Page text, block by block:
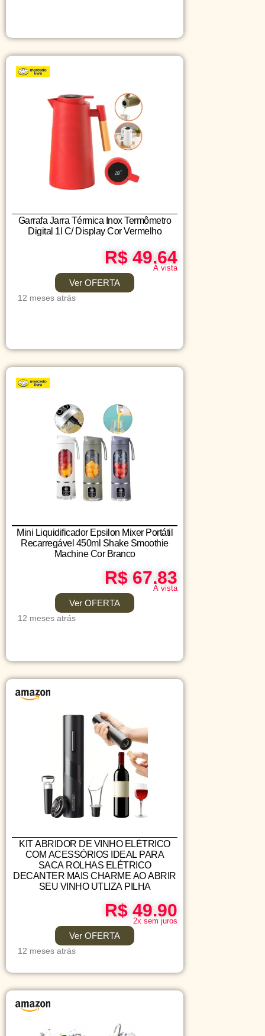
Garrafa Jarra Térmica Inox Termômetro
Digital 1l C/ Display Cor Vermelho
R$ 49.64
Á vista
Ver OFERTA
12 meses atrás
Mini Liquidificador Epsilon Mixer Portátil
Recarregável 450ml Shake Smoothie
Machine Cor Branco
R$ 67.83
Á vista
Ver OFERTA
12 meses atrás
KIT ABRIDOR DE VINHO ELÉTRICO
COM ACESSÓRIOS IDEAL PARA
SACA ROLHAS ELÉTRICO
DECANTER MAIS CHARME AO ABRIR
SEU VINHO UTLIZA PILHA
R$ 49.90
2x sem juros
Ver OFERTA
12 meses atrás